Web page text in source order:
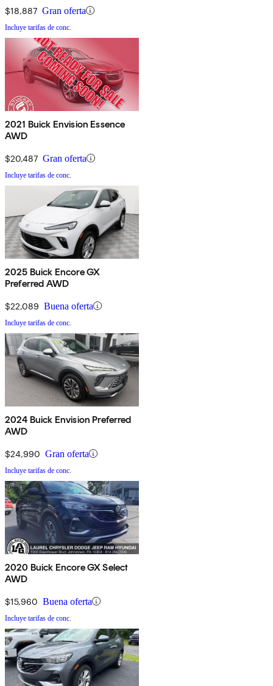
$18,887 Gran oferta
Incluye tarifas de conc.
2021 Buick Envision Essence
AWD
$20,487 Gran oferta
Incluye tarifas de conc.
2025 Buick Encore GX
Preferred AWD
$22,089 Buena oferta
Incluye tarifas de conc.
2024 Buick Envision Preferred
AWD
$24,990 Gran oferta
Incluye tarifas de conc.
2020 Buick Encore GX Select
AWD
$15,960 Buena oferta
Incluye tarifas de conc.